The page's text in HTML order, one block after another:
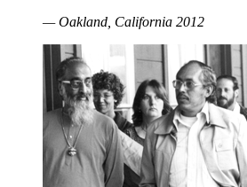
— Oakland, California 2012